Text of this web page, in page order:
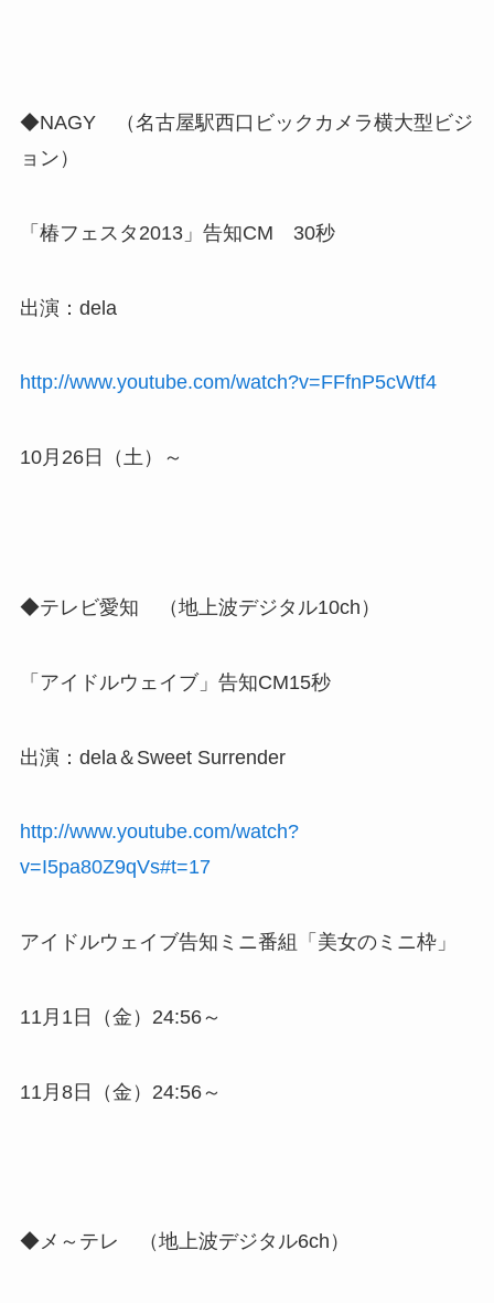
◆NAGY （名古屋駅西口ビックカメラ横大型ビジ
ョン）
「椿フェスタ2013」告知CM 30秒
出演：dela
http://www.youtube.com/watch?v=FFfnP5cWtf4
10月26日（土）～
◆テレビ愛知 （地上波デジタル10ch）
「アイドルウェイブ」告知CM15秒
出演：dela＆Sweet Surrender
http://www.youtube.com/watch?
v=I5pa80Z9qVs#t=17
アイドルウェイブ告知ミニ番組「美女のミニ枠」
11月1日（金）24:56～
11月8日（金）24:56～
◆メ～テレ （地上波デジタル6ch）